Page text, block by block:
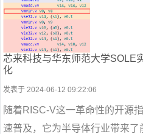
芯来科技与华东师范大学SOLE
化
发表于 2024-06-12 09:22:06
随着RISC-V这一革命性的开源
速普及，它为半导体行业带来